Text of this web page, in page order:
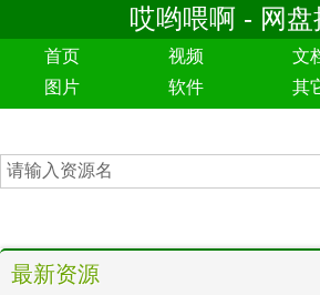
哎哟喂啊 - 网盘
首页 视频 文
图片
软件 其
最新资源